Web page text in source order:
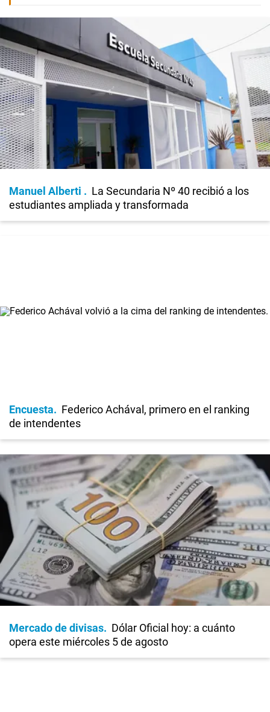
Manuel Alberti
La Secundaria Nº 40 recibió a los
estudiantes ampliada y transformada
Encuesta
Federico Achával, primero en el ranking
de intendentes
Mercado de divisas
Dólar Oficial hoy: a cuánto
opera este miércoles 5 de agosto